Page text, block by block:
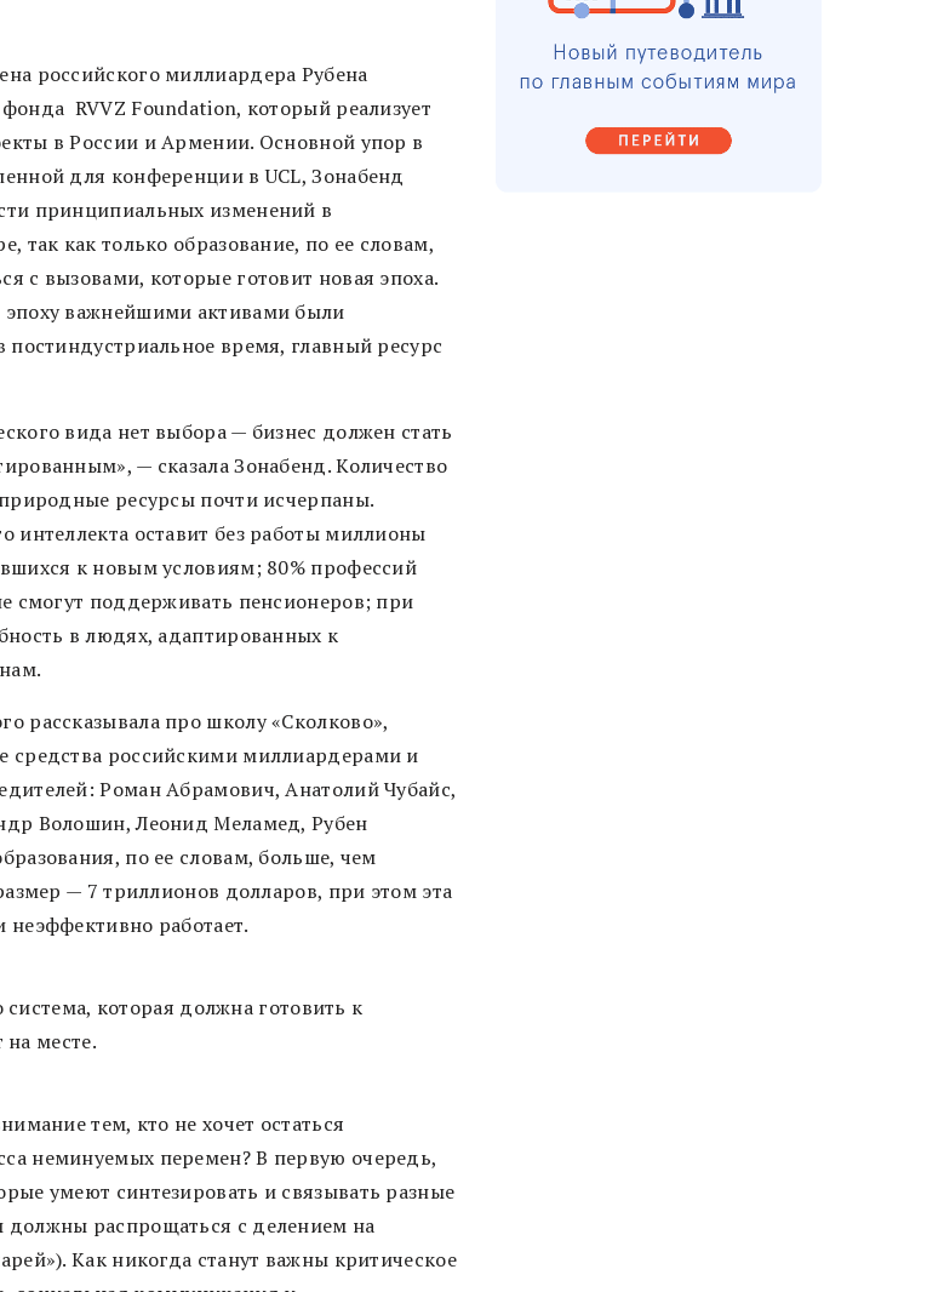
российского миллиардера Рубена
RVVZ Foundation, который реализует
в России и Армении. Основной упор в
для конференции в UCL, Зонабенд
принципиальных изменений в
так как только образование, по ее словам,
с вызовами, которые готовит новая эпоха.
важнейшими активами были
время, главный ресурс
вида нет выбора — бизнес должен стать
— сказала Зонабенд. Количество
ресурсы почти исчерпаны.
интеллекта оставит без работы миллионы
к новым условиям; 80% профессий
смогут поддерживать пенсионеров; при
в людях, адаптированных к
рассказывала про школу «Сколково»,
средства российскими миллиардерами и
Роман Абрамович, Анатолий Чубайс,
Волошин, Леонид Меламед, Рубен
по ее словам, больше, чем
— 7 триллионов долларов, при этом эта
работает.
которая должна готовить к
месте.
тем, кто не хочет остаться
неминуемых перемен? В первую очередь,
умеют синтезировать и связывать разные
распрощаться с делением на
Как никогда станут важны критическое